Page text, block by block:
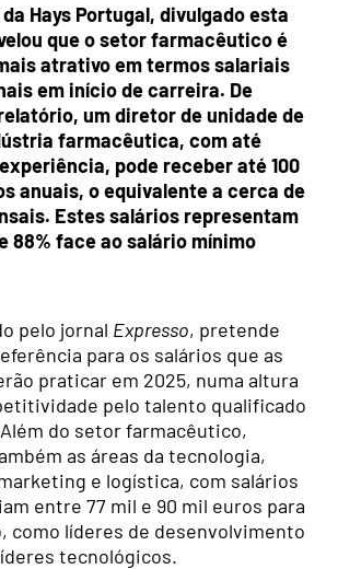
da Hays Portugal, divulgado esta
que o setor farmacêutico é
atrativo em termos salariais
em início de carreira. De
um diretor de unidade de
farmacêutica, com até
pode receber até 100
anuais, o equivalente a cerca de
Estes salários representam
88% face ao salário mínimo
pelo jornal Expresso, pretende
para os salários que as
praticar em 2025, numa altura
pelo talento qualificado
do setor farmacêutico,
as áreas da tecnologia,
e logística, com salários
entre 77 mil e 90 mil euros para
como líderes de desenvolvimento
tecnológicos.